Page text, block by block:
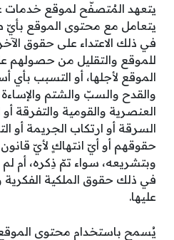
يتعهد المُتصفّح لموقع خدمات
يتعامل مع محتوى الموقع
في ذلك الاعتداء على حقوق
للموقع والتقليل من حصولهم
الموقع لأجلها، أو التسبب
والقدح والسبّ والشتم
العنصرية والقومية والتفرقة أو
السرقة أو ارتكاب الجريمة أو
حقوقهم أو أيّ انتهاكٍ لأيّ
وبتشريعه، سواء تمّ ذِكره، أم
في ذلك حقوق الملكية
عليها.
يُسمح باستخدام محتوى الموقع